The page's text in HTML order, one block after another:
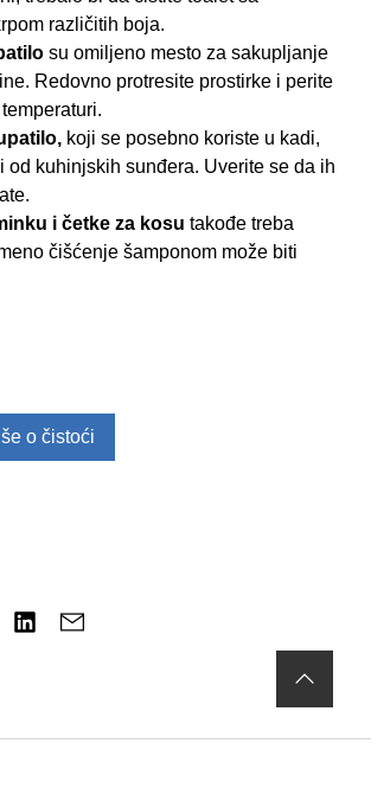
različitih boja.
su omiljeno mesto za sakupljanje
Redovno protresite prostirke i perite
koji se posebno koriste u kadi,
od kuhinjskih sunđera. Uverite se da ih
i četke za kosu takođe treba
čišćenje šamponom može biti
o čistoći